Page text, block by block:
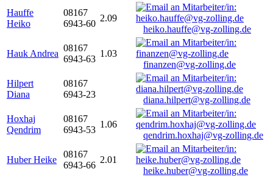
Hauffe
Heiko
08167
6943-60
2.09
heiko.hauffe@vg-zolling.de
Hauk Andrea
08167
6943-63
1.03
finanzen@vg-zolling.de
Hilpert
Diana
08167
6943-23
diana.hilpert@vg-zolling.de
Hoxhaj
Qendrim
08167
6943-53
1.06
qendrim.hoxhaj@vg-zolling.de
Huber Heike
08167
6943-66
2.01
heike.huber@vg-zolling.de